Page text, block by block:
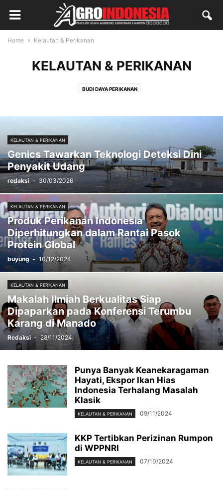
Home Kelautan & Perikanan
KELAUTAN & PERIKANAN
BUDI DAYA PERIKANAN
KELAUTAN & PERIKANAN
Genics Tawarkan Teknologi Deteksi Dini
Penyakit Udang
redaksi - 30/03/2026
KELAUTAN & PERIKANAN
Produk Perikanan Indonesia
Diperhitungkan dalam Rantai Pasok
Protein Global
buyung - 10/12/2024
KELAUTAN & PERIKANAN
Makalah Ilmiah Berkualitas Siap
Dipaparkan pada Konferensi Terumbu
Karang di Manado
Redaksi - 28/11/2024
Punya Banyak Keanekaragaman
Hayati, Ekspor Ikan Hias
Indonesia Terhalang Masalah
Klasik
KELAUTAN & PERIKANAN 09/11/2024
KKP Tertibkan Perizinan Rumpon
di WPPNRI
KELAUTAN & PERIKANAN 07/10/2024